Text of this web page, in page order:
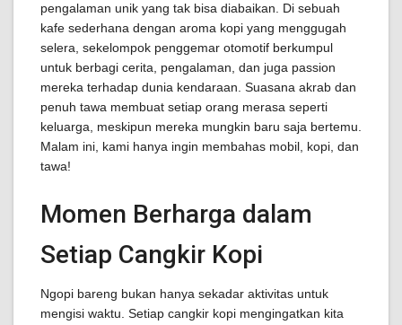
pengalaman unik yang tak bisa diabaikan. Di sebuah
kafe sederhana dengan aroma kopi yang menggugah
selera, sekelompok penggemar otomotif berkumpul
untuk berbagi cerita, pengalaman, dan juga passion
mereka terhadap dunia kendaraan. Suasana akrab dan
penuh tawa membuat setiap orang merasa seperti
keluarga, meskipun mereka mungkin baru saja bertemu.
Malam ini, kami hanya ingin membahas mobil, kopi, dan
tawa!
Momen Berharga dalam
Setiap Cangkir Kopi
Ngopi bareng bukan hanya sekadar aktivitas untuk
mengisi waktu. Setiap cangkir kopi mengingatkan kita